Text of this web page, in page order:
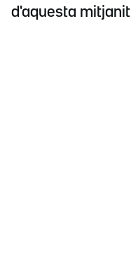
d'aquesta mitjanit